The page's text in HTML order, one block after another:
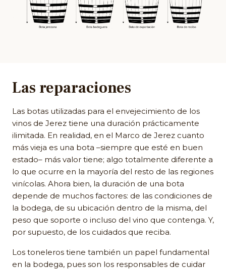
Las reparaciones
Las botas utilizadas para el envejecimiento de los
vinos de Jerez tiene una duración prácticamente
ilimitada. En realidad, en el Marco de Jerez cuanto
más vieja es una bota –siempre que esté en buen
estado– más valor tiene; algo totalmente diferente a
lo que ocurre en la mayoría del resto de las regiones
vinícolas. Ahora bien, la duración de una bota
depende de muchos factores: de las condiciones de
la bodega, de su ubicación dentro de la misma, del
peso que soporte o incluso del vino que contenga. Y,
por supuesto, de los cuidados que reciba.
Los toneleros tiene también un papel fundamental
en la bodega, pues son los responsables de cuidar